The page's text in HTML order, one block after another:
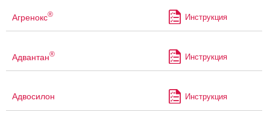
Агренокс® Инструкция
Адвантан® Инструкция
Адвосилон Инструкция